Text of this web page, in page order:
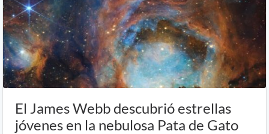
El James Webb descubrió estrellas
jóvenes en la nebulosa Pata de Gato